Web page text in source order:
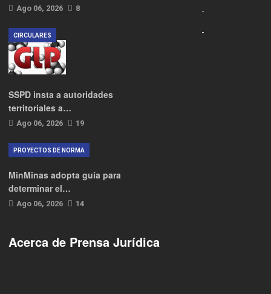
Ago 06, 2026 8
SSPD insta a autoridades
territoriales a…
Ago 06, 2026 19
CIRCULARES
MinMinas adopta guía para
determinar el…
Ago 06, 2026 14
PROYECTOS DE NORMA
Acerca de Prensa Jurídica